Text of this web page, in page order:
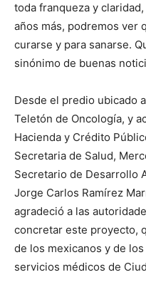
toda franqueza y
años más, podremos ver
curarse y para sanarse.
sinónimo de buenas
Desde el predio ubicado
Teletón de Oncología, y
Hacienda y Crédito
Secretaria de Salud,
Secretario de Desarrollo
Jorge Carlos Ramírez
agradeció a las
concretar este proyecto,
de los mexicanos y de
servicios médicos de